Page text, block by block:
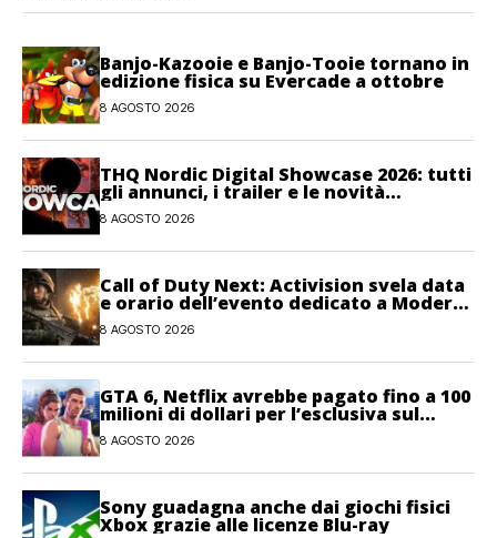
Banjo-Kazooie e Banjo-Tooie tornano in
edizione fisica su Evercade a ottobre
8 AGOSTO 2026
THQ Nordic Digital Showcase 2026: tutti
gli annunci, i trailer e le novità
dell’evento
8 AGOSTO 2026
Call of Duty Next: Activision svela data
e orario dell’evento dedicato a Modern
Warfare 4
8 AGOSTO 2026
GTA 6, Netflix avrebbe pagato fino a 100
milioni di dollari per l’esclusiva sul
gioco
8 AGOSTO 2026
Sony guadagna anche dai giochi fisici
Xbox grazie alle licenze Blu-ray